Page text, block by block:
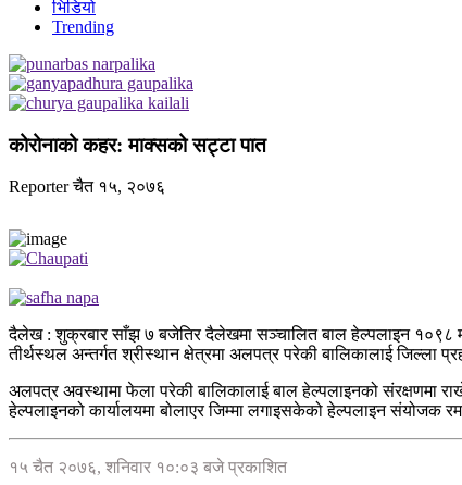
भिडियो
Trending
कोरोनाको कहर: माक्सको सट्टा पात
Reporterचैत १५, २०७६
दैलेख : शुक्रबार साँझ ७ बजेतिर दैलेखमा सञ्चालित बाल हेल्पलाइन १०९८
तीर्थस्थल अन्तर्गत श्रीस्थान क्षेत्रमा अलपत्र परेकी बालिकालाई जिल्ला
अलपत्र अवस्थामा फेला परेकी बालिकालाई बाल हेल्पलाइनको संरक्षणमा
हेल्पलाइनको कार्यालयमा बोलाएर जिम्मा लगाइसकेको हेल्पलाइन संयोजक
१५ चैत २०७६, शनिवार १०:०३ बजे प्रकाशित